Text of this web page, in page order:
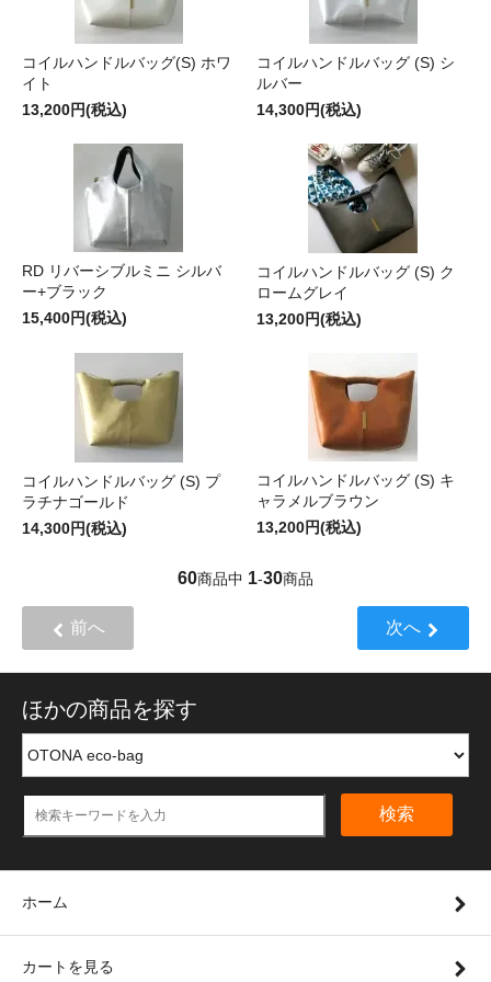
コイルハンドルバッグ(S) ホワ
イト
13,200円(税込)
コイルハンドルバッグ (S) シ
ルバー
14,300円(税込)
RD リバーシブルミニ シルバ
ー+ブラック
15,400円(税込)
コイルハンドルバッグ (S) ク
ロームグレイ
13,200円(税込)
コイルハンドルバッグ (S) プ
ラチナゴールド
14,300円(税込)
コイルハンドルバッグ (S) キ
ャラメルブラウン
13,200円(税込)
60商品中 1-30商品
前へ 次へ
ほかの商品を探す
検索
ホーム
カートを見る